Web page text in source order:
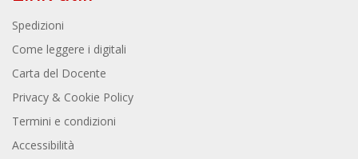
Spedizioni
Come leggere i digitali
Carta del Docente
Privacy & Cookie Policy
Termini e condizioni
Accessibilità